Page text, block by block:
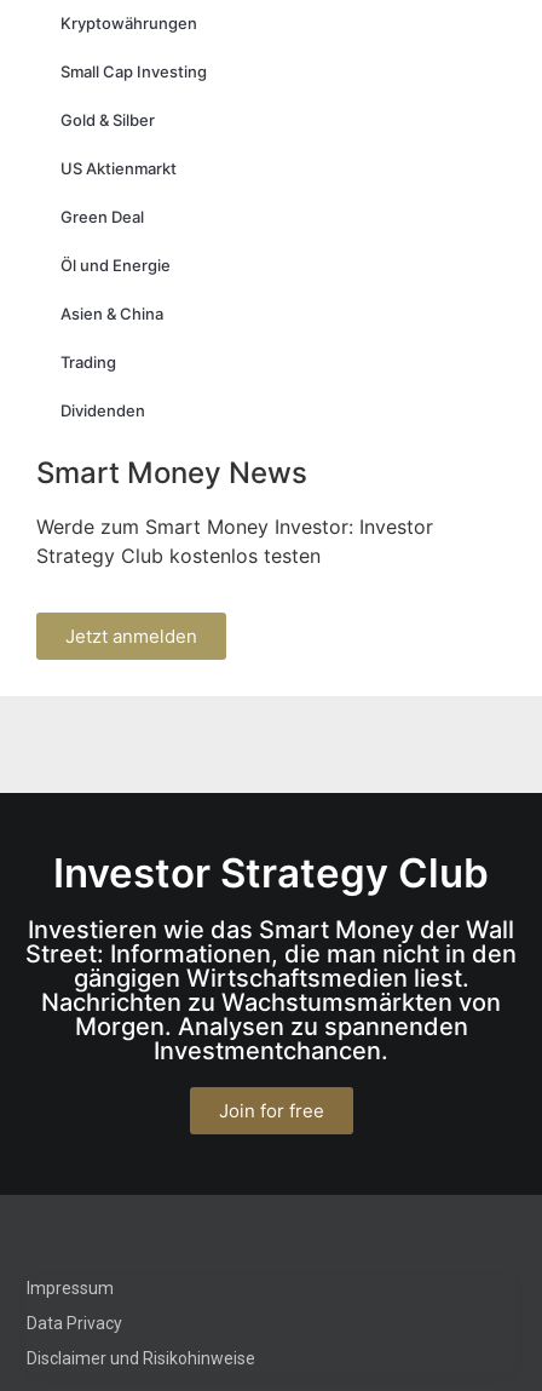
Kryptowährungen
Small Cap Investing
Gold & Silber
US Aktienmarkt
Green Deal
Öl und Energie
Asien & China
Trading
Dividenden
Smart Money News
Werde zum Smart Money Investor: Investor
Strategy Club kostenlos testen
Jetzt anmelden
Investor Strategy Club
Investieren wie das Smart Money der Wall
Street: Informationen, die man nicht in den
gängigen Wirtschaftsmedien liest.
Nachrichten zu Wachstumsmärkten von
Morgen. Analysen zu spannenden
Investmentchancen.
Join for free
Impressum
Data Privacy
Disclaimer und Risikohinweise